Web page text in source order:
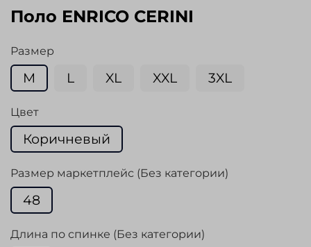
Поло ENRICO CERINI
Размер
M L XL XXL 3XL
Цвет
Коричневый
Размер маркетплейс (Без категории)
48
Длина по спинке (Без категории)